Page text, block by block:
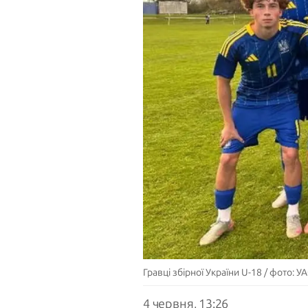
Гравці збірної України U-18 / фото:
4 червня, 13:26